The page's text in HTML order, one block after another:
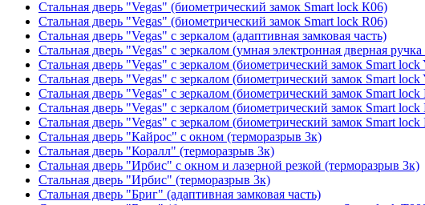
Стальная дверь "Vegas" (биометрический замок Smart lock К06)
Стальная дверь "Vegas" (биометрический замок Smart lock R06)
Стальная дверь "Vegas" с зеркалом (адаптивная замковая часть)
Стальная дверь "Vegas" с зеркалом (умная электронная дверная
Стальная дверь "Vegas" с зеркалом (биометрический замок Smart lock
Стальная дверь "Vegas" с зеркалом (биометрический замок Smart lock
Стальная дверь "Vegas" с зеркалом (биометрический замок Smart
Стальная дверь "Vegas" с зеркалом (биометрический замок Smart
Стальная дверь "Vegas" с зеркалом (биометрический замок Smart lock
Стальная дверь "Кайрос" с окном (терморазрыв 3к)
Стальная дверь "Коралл" (терморазрыв 3к)
Стальная дверь "Ирбис" с окном и лазерной резкой (терморазрыв 3к)
Стальная дверь "Ирбис" (терморазрыв 3к)
Стальная дверь "Бриг" (адаптивная замковая часть)